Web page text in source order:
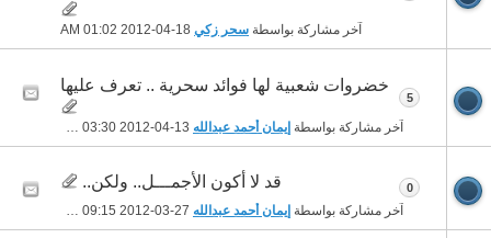
آخر مشاركة بواسطة سحر زكي 01:02 AM
خضروات شعبية لها فوائد سحرية .. تعرف عليها
آخر مشاركة بواسطة إيمان أحمد عبدالله 03:30 PM
5
قد لا أكون الأجمـــل.. ولكن..
آخر مشاركة بواسطة إيمان أحمد عبدالله 09:15 PM
0